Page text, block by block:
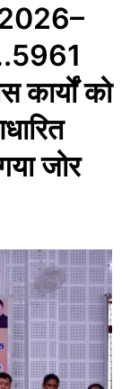
2026–
कार्यों को
जोर